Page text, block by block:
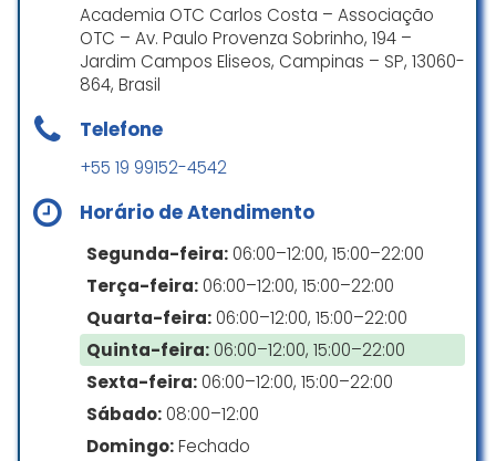
Cartão de débito
Pagamentos por dispositivo móvel via NFC
☆ 5/5
Academia ampla, bem localizada,
funcionários e professores
Além das aulas na piscina,
pilates.
Estacionamento próprio
Solange Maiol
☆ 5/5
o espaço são uns maravilhosos
tanto em atendimento quanto
Academia OTC Carlos Costa – Associação
OTC – Av. Paulo Provenza Sobrinho, 194 –
Jardim Campos Eliseos, Campinas – SP, 13060-
864, Brasil
Telefone
+55 19 99152-4542
Horário de Atendimento
Segunda-feira: 06:00–12:00, 15:00–22:00
Terça-feira: 06:00–12:00, 15:00–22:00
Quarta-feira: 06:00–12:00, 15:00–22:00
Quinta-feira: 06:00–12:00, 15:00–22:00
Sexta-feira: 06:00–12:00, 15:00–22:00
Sábado: 08:00–12:00
Domingo:Fechado